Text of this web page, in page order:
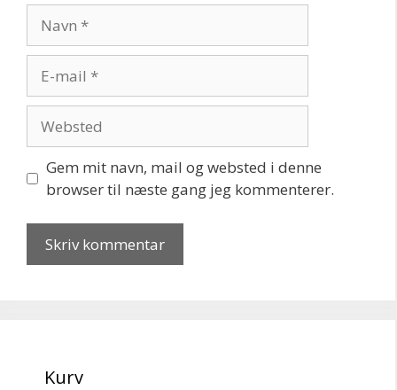
mail
Gem mit navn, mail og websted i denne
browser til næste gang jeg kommenterer.
Kurv